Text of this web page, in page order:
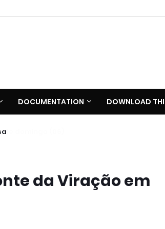
DOCUMENTATION DOWNLOAD
da Viração em